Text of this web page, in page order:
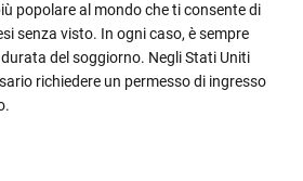
popolare al mondo che ti consente di
senza visto. In ogni caso, è sempre
del soggiorno. Negli Stati Uniti
richiedere un permesso di ingresso